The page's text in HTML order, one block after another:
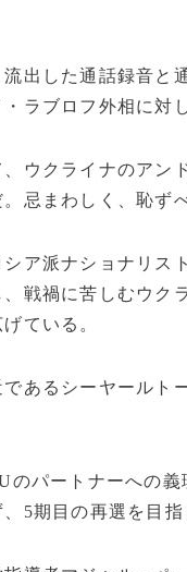
出した通話録音と
ラブロフ外相に対
ウクライナのアン
忌まわしく、恥ず
ア派ナショナリス
戦禍に苦しむウク
ている。
あるシーヤールト
のパートナーへの
5期目の再選を目指